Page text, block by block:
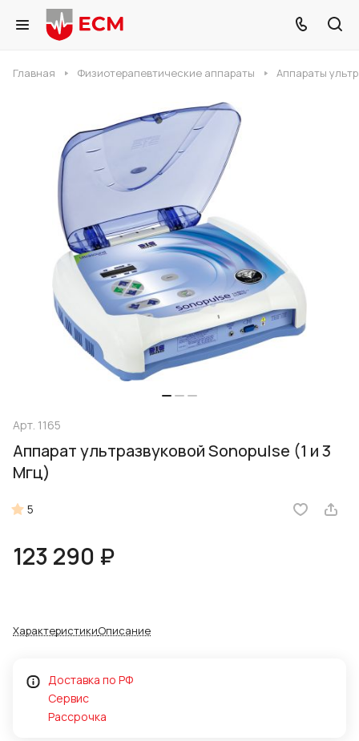
Главная Физиотерапевтические аппараты Аппараты
Арт. 1165
Аппарат ультразвуковой Sonopulse (1 и 3
Мгц)
5
123 290 ₽
ХарактеристикиОписание
Доставка по РФ
Сервис
Рассрочка